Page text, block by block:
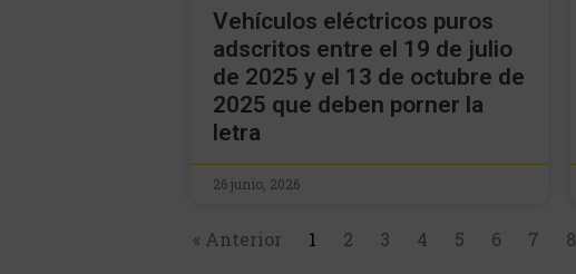
Vehículos eléctricos puros
adscritos entre el 19 de julio
de 2025 y el 13 de octubre de
2025 que deben porner la
letra
26 junio, 2026
« Anterior 1 2 3 4 5 6 7 8